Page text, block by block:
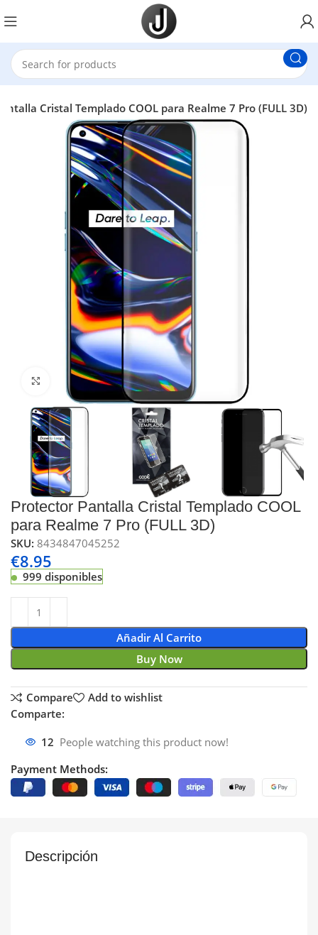
Cristal Templado COOL para Realme 7 Pro (FULL 3D)
Click to enlarge
Protector Pantalla Cristal Templado COOL
para Realme 7 Pro (FULL 3D)
SKU:8434847045252
€8.95
999 disponibles
Añadir Al Carrito
Buy Now
Compare
Add to wishlist
Comparte:
12 People watching this product now!
Payment Methods:
Descripción